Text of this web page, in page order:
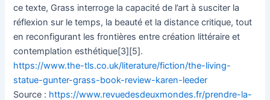
ce texte, Grass interroge la capacité de l’art à susciter la
réflexion sur le temps, la beauté et la distance critique, tout
en reconfigurant les frontières entre création littéraire et
contemplation esthétique[3][5].
https://www.the-tls.co.uk/literature/fiction/the-living-
statue-gunter-grass-book-review-karen-leeder
Source : https://www.revuedesdeuxmondes.fr/prendre-la-